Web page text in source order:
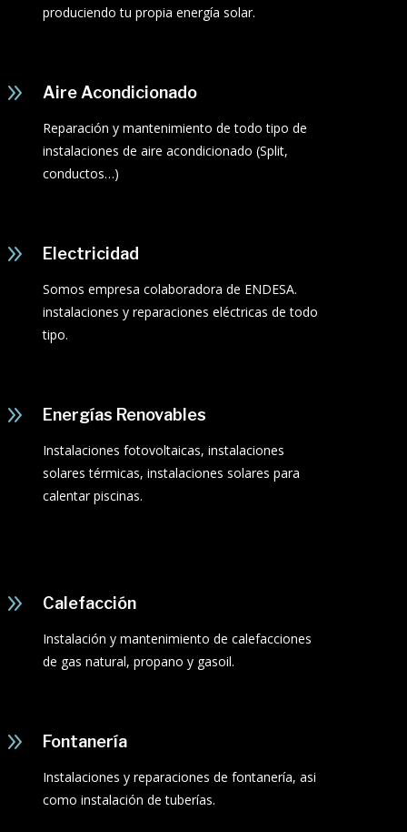
produciendo tu propia energía solar.
9 Aire Acondicionado
Reparación y mantenimiento de todo tipo de
instalaciones de aire acondicionado (Split,
conductos…)
9 Electricidad
Somos empresa colaboradora de ENDESA.
instalaciones y reparaciones eléctricas de todo
tipo.
9 Energías Renovables
Instalaciones fotovoltaicas, instalaciones
solares térmicas, instalaciones solares para
calentar piscinas.
9 Calefacción
Instalación y mantenimiento de calefacciones
de gas natural, propano y gasoil.
9 Fontanería
Instalaciones y reparaciones de fontanería, asi
como instalación de tuberías.